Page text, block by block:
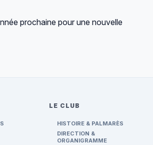
prochaine pour une nouvelle
LE CLUB
HISTOIRE & PALMARÈS
DIRECTION &
ORGANIGRAMME